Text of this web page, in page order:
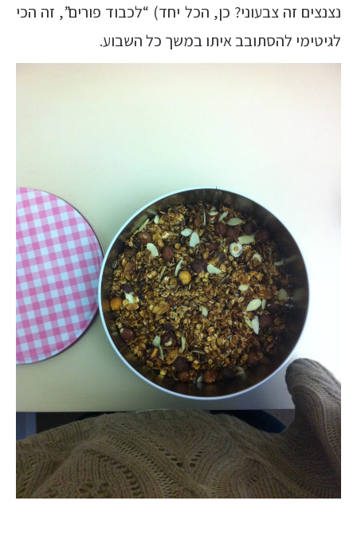
נצנצים זה צבעוני? כן, הכל יחד) “לכבוד פורים”, זה הכי
לגיטימי להסתובב איתו במשך כל השבוע.